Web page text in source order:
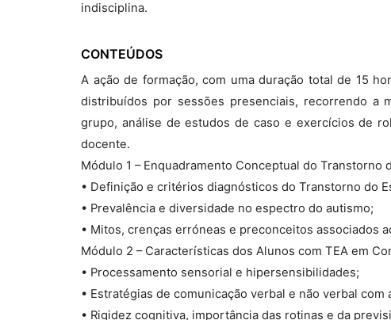
indisciplina.
CONTEÚDOS
A ação de formação, com uma duração total de 15
distribuídos por sessões presenciais, recorrendo a
grupo, análise de estudos de caso e exercícios de
docente.
Módulo 1 – Enquadramento Conceptual do Transtorno
• Definição e critérios diagnósticos do Transtorno do
• Prevalência e diversidade no espectro do autismo;
• Mitos, crenças erróneas e preconceitos associados
Módulo 2 – Características dos Alunos com TEA em
• Processamento sensorial e hipersensibilidades;
• Estratégias de comunicação verbal e não verbal com
• Rigidez cognitiva, importância das rotinas e da